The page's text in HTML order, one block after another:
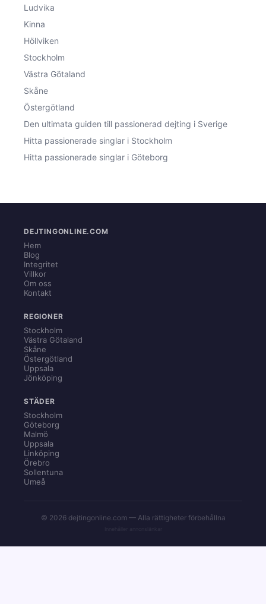
Ludvika
Kinna
Höllviken
Stockholm
Västra Götaland
Skåne
Östergötland
Den ultimata guiden till passionerad dejting i Sverige
Hitta passionerade singlar i Stockholm
Hitta passionerade singlar i Göteborg
DEJTINGONLINE.COM
Hem
Blog
Integritet
Villkor
Om oss
Kontakt
REGIONER
Stockholm
Västra Götaland
Skåne
Östergötland
Uppsala
Jönköping
STÄDER
Stockholm
Göteborg
Malmö
Uppsala
Linköping
Örebro
Sollentuna
Umeå
© 2026 dejtingonline.com — Alla rättigheter förbehållna